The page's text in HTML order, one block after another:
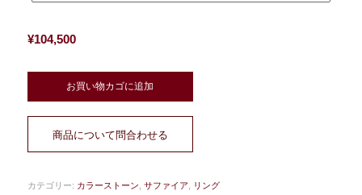
¥104,500
お買い物カゴに追加
商品について問合わせる
カテゴリー: カラーストーン サファイア リング